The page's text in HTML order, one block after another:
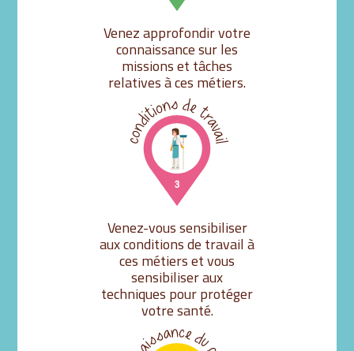
Venez approfondir votre
connaissance sur les
missions et tâches
relatives à ces métiers.
Venez-vous sensibiliser
aux conditions de travail à
ces métiers et vous
sensibiliser aux
techniques pour protéger
votre santé.